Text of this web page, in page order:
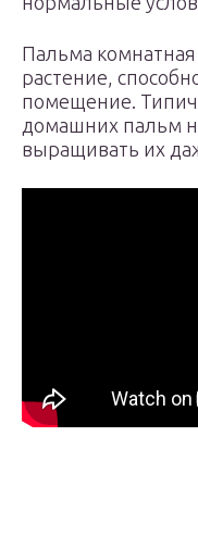
Пальма
растение,
помещение.
домашних пальм
выращивать их